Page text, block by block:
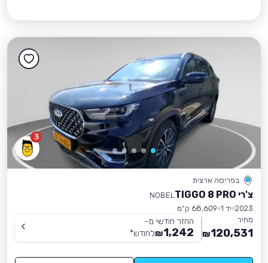
3
בפריסה ארצית
צ'רי TIGGO 8 PRO
NOBEL
2023 יד 1
68,609 ק״מ
מחיר
120,531
₪
החזר חודשי מ-
1,242
₪לחודש*